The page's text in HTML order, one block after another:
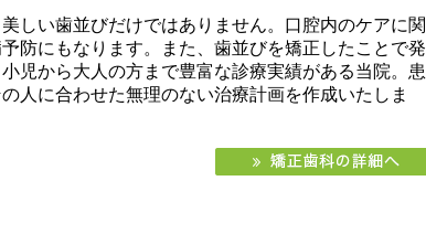
しい歯並びだけではありません。口腔内のケアに関
防にもなります。また、歯並びを矯正したことで発
児から大人の方まで豊富な診療実績がある当院。患
人に合わせた無理のない治療計画を作成いたしま